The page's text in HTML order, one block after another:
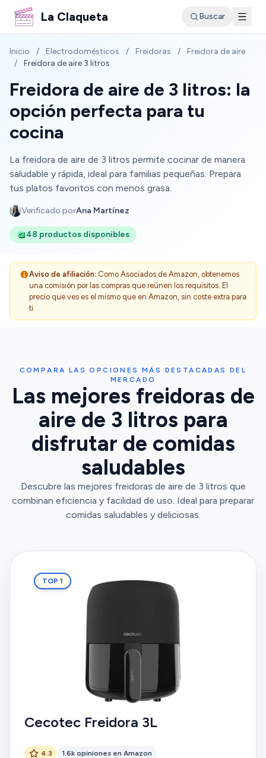
La Claqueta Buscar
Inicio / Electrodomésticos / Freidoras /
Freidora de aire
/
Freidora de aire 3 litros
Freidora de aire de 3 litros: la
opción perfecta para tu
cocina
La freidora de aire de 3 litros permite cocinar de manera
saludable y rápida, ideal para familias pequeñas. Prepara
tus platos favoritos con menos grasa.
Verificado porAna Martínez
48 productos disponibles
Aviso de afiliación: Como Asociados de Amazon, obtenemos
una comisión por las compras que reúnen los requisitos. El
precio que ves es el mismo que en Amazon, sin coste extra para
ti.
COMPARA LAS OPCIONES MÁS DESTACADAS DEL
MERCADO
Las mejores freidoras de
aire de 3 litros para
disfrutar de comidas
saludables
Descubre las mejores freidoras de aire de 3 litros que
combinan eficiencia y facilidad de uso. Ideal para preparar
comidas saludables y deliciosas.
TOP 1
Cecotec Freidora 3L
4.3 1.6k opiniones en Amazon